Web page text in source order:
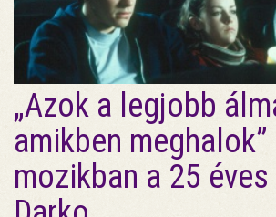
„Azok a legjobb
amikben
mozikban a 25